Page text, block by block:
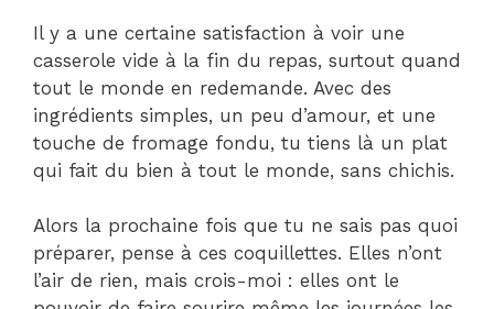
Il y a une certaine satisfaction à voir une
casserole vide à la fin du repas, surtout quand
tout le monde en redemande. Avec des
ingrédients simples, un peu d’amour, et une
touche de fromage fondu, tu tiens là un plat
qui fait du bien à tout le monde, sans chichis.
Alors la prochaine fois que tu ne sais pas quoi
préparer, pense à ces coquillettes. Elles n’ont
l’air de rien, mais crois-moi : elles ont le